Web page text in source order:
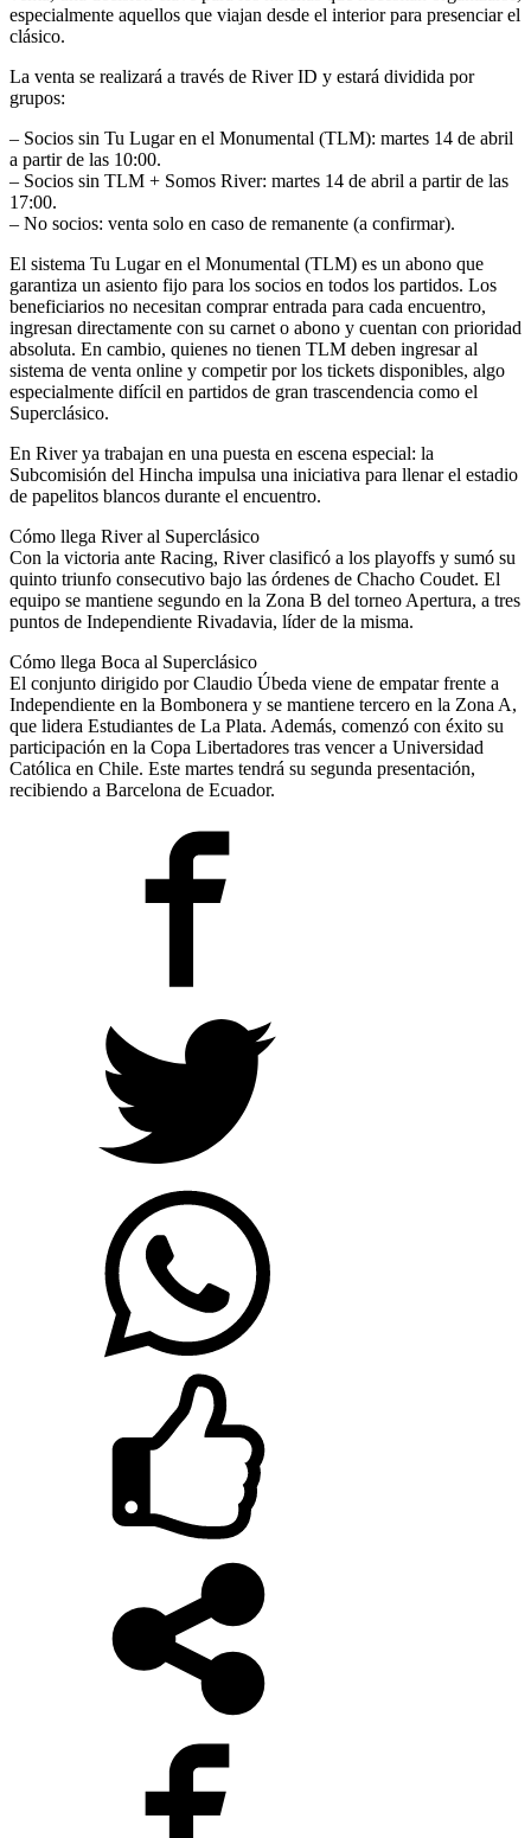
especialmente aquellos que viajan desde el interior para presenciar el
clásico.
La venta se realizará a través de River ID y estará dividida por
grupos:
– Socios sin Tu Lugar en el Monumental (TLM): martes 14 de abril
a partir de las 10:00.
– Socios sin TLM + Somos River: martes 14 de abril a partir de las
17:00.
– No socios: venta solo en caso de remanente (a confirmar).
El sistema Tu Lugar en el Monumental (TLM) es un abono que
garantiza un asiento fijo para los socios en todos los partidos. Los
beneficiarios no necesitan comprar entrada para cada encuentro,
ingresan directamente con su carnet o abono y cuentan con prioridad
absoluta. En cambio, quienes no tienen TLM deben ingresar al
sistema de venta online y competir por los tickets disponibles, algo
especialmente difícil en partidos de gran trascendencia como el
Superclásico.
En River ya trabajan en una puesta en escena especial: la
Subcomisión del Hincha impulsa una iniciativa para llenar el estadio
de papelitos blancos durante el encuentro.
Cómo llega River al Superclásico
Con la victoria ante Racing, River clasificó a los playoffs y sumó su
quinto triunfo consecutivo bajo las órdenes de Chacho Coudet. El
equipo se mantiene segundo en la Zona B del torneo Apertura, a tres
puntos de Independiente Rivadavia, líder de la misma.
Cómo llega Boca al Superclásico
El conjunto dirigido por Claudio Úbeda viene de empatar frente a
Independiente en la Bombonera y se mantiene tercero en la Zona A,
que lidera Estudiantes de La Plata. Además, comenzó con éxito su
participación en la Copa Libertadores tras vencer a Universidad
Católica en Chile. Este martes tendrá su segunda presentación,
recibiendo a Barcelona de Ecuador.